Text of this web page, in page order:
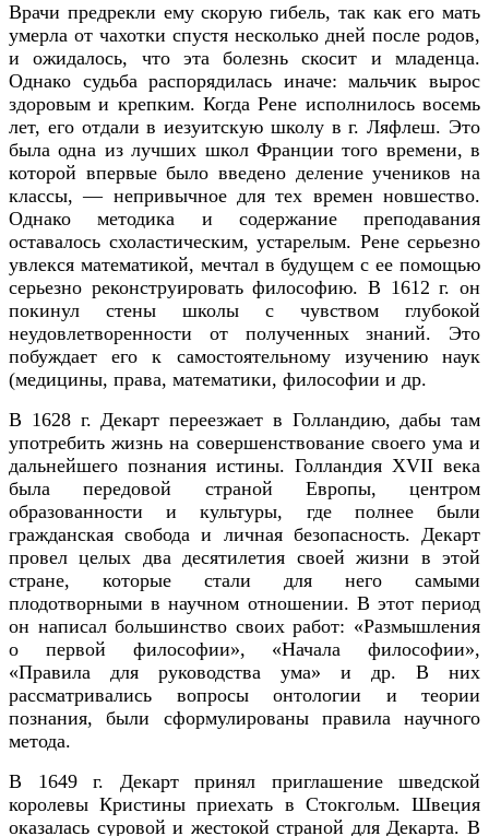
Врачи предрекли ему скорую гибель, так как его мать
умерла от чахотки спустя несколько дней после родов,
и ожидалось, что эта болезнь скосит и младенца.
Однако судьба распорядилась иначе: мальчик вырос
здоровым и крепким. Когда Рене исполнилось восемь
лет, его отдали в иезуитскую школу в г. Ляфлеш. Это
была одна из лучших школ Франции того времени, в
которой впервые было введено деление учеников на
классы, — непривычное для тех времен новшество.
Однако методика и содержание преподавания
оставалось схоластическим, устарелым. Рене серьезно
увлекся математикой, мечтал в будущем с ее помощью
серьезно реконструировать философию. В 1612 г. он
покинул стены школы с чувством глубокой
неудовлетворенности от полученных знаний. Это
побуждает его к самостоятельному изучению наук
(медицины, права, математики, философии и др.
В 1628 г. Декарт переезжает в Голландию, дабы там
употребить жизнь на совершенствование своего ума и
дальнейшего познания истины. Голландия XVII века
была передовой страной Европы, центром
образованности и культуры, где полнее были
гражданская свобода и личная безопасность. Декарт
провел целых два десятилетия своей жизни в этой
стране, которые стали для него самыми
плодотворными в научном отношении. В этот период
он написал большинство своих работ: «Размышления
о первой философии», «Начала философии»,
«Правила для руководства ума» и др. В них
рассматривались вопросы онтологии и теории
познания, были сформулированы правила научного
метода.
В 1649 г. Декарт принял приглашение шведской
королевы Кристины приехать в Стокгольм. Швеция
оказалась суровой и жестокой страной для Декарта. В